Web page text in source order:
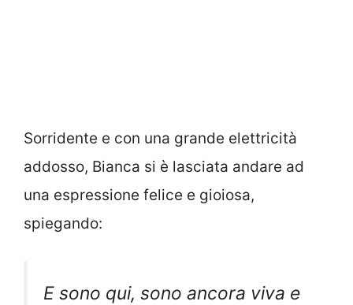
Sorridente e con una grande elettricità
addosso, Bianca si è lasciata andare ad
una espressione felice e gioiosa,
spiegando:
E sono qui, sono ancora viva e